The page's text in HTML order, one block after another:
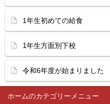
ホーム
1年生初めての給食
1年生方面別下校
令和6年度が始まりました